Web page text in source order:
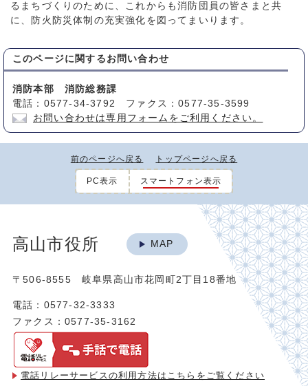
るまちづくりのために、これからも消防団員の皆さまと共
に、防火防災体制の充実強化を図ってまいります。
このページに関する お問い合わせ
消防本部 消防総務課
電話：0577-34-3792 ファクス：0577-35-3599
お問い合わせは専用フォームをご利用ください。
前のページへ戻る トップページへ戻る
PC表示 スマートフォン表示
高山市役所 MAP
〒506-8555 岐阜県高山市花岡町2丁目18番地
電話：0577-32-3333
ファクス：0577-35-3162
電話リレーサービスの利用方法は こちらをご覧ください